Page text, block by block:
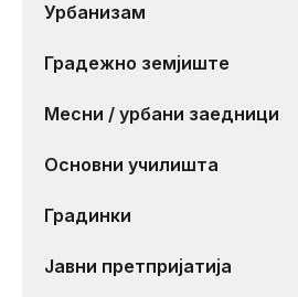
Урбанизам
Градежно земјиште
Месни / урбани заедници
Основни училишта
Градинки
Јавни претпријатија